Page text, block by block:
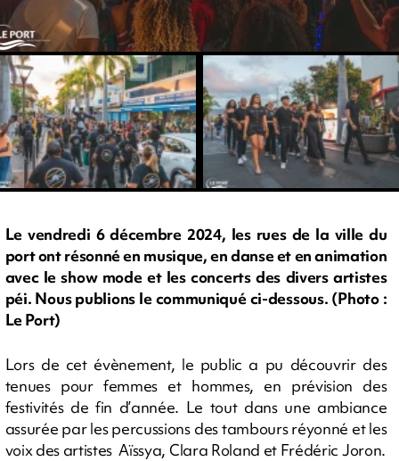
Le vendredi 6 décembre 2024, les rues de la ville du
port ont résonné en musique, en danse et en animation
avec le show mode et les concerts des divers artistes
péi. Nous publions le communiqué ci-dessous. (Photo :
Le Port)
Lors de cet évènement, le public a pu découvrir des
tenues pour femmes et hommes, en prévision des
festivités de fin d’année. Le tout dans une ambiance
assurée par les percussions des tambours réyonné et les
voix des artistes Aïssya, Clara Roland et Frédéric Joron.